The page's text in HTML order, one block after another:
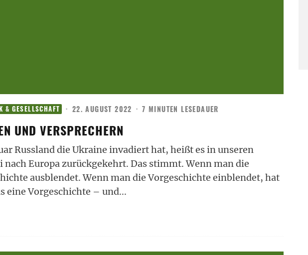
& GESELLSCHAFT · 22. AUGUST 2022 · 7 MINUTEN LESEDAUER
UND VERSPRECHERN
Russland die Ukraine invadiert hat, heißt es in unseren
nach Europa zurückgekehrt. Das stimmt. Wenn man die
ausblendet. Wenn man die Vorgeschichte einblendet, hat
eine Vorgeschichte – und...